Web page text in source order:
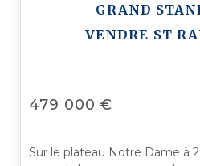
GRAND
VENDRE ST
479 000 €
Sur le plateau Notre Dame à